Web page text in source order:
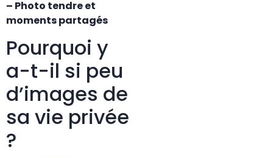
– Photo tendre et
moments partagés
Pourquoi y
a-t-il si peu
d’images de
sa vie privée
?